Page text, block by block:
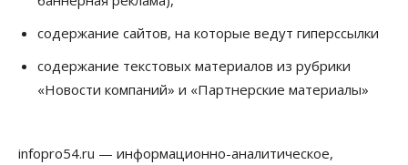
профессиональное сообщество стендап-комиков
Недвижимость
Антон Рехтин: Вместе строим будущее
10 Августа 2026, 13:15
Цены в ресторанах Новосибирска выросли на 8%
содержание сайтов, на которые ведут гиперссылки
содержание текстовых материалов из рубрики
«Новости компаний» и «Партнерские материалы»
infopro54.ru — информационно-аналитическое,